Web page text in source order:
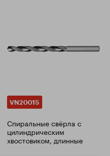
VN20015
Cпиральные свёрла с
цилиндрическим
хвостовиком, длинные